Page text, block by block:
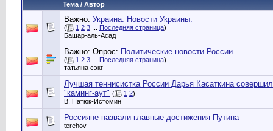
Тема / Автор
Важно: Украина. Новости Украины.
( 1 2 3 Последняя страница)
Башар-аль-Асад
Важно: Опрос: Политические новости России.
( 1 2 3 Последняя страница)
татьяна сэкг
Лучшая теннисистка России Дарья Касаткина
"каминг-аут" ( 1 2)
В. Патюк-Истомин
Россияне назвали главные достижения Путина
terehov